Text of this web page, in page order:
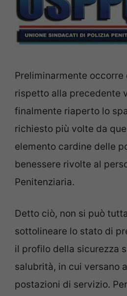
Preliminarmente occorre
rispetto alla precedente
finalmente riaperto lo
richiesto più volte da
elemento cardine delle
benessere rivolte al
Penitenziaria.
Detto ciò, non si può
sottolineare lo stato di
il profilo della sicurezza
salubrità, in cui versano
postazioni di servizio.